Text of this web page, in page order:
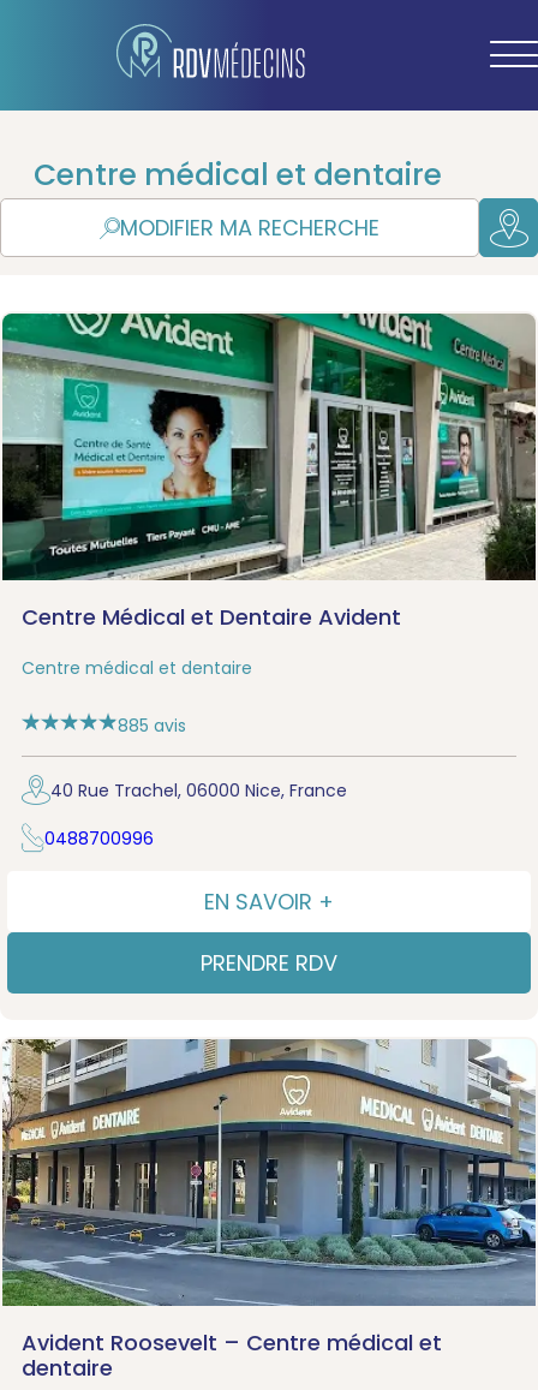
Centre médical et dentaire
MODIFIER MA RECHERCHE
Centre Médical et Dentaire Avident
Centre médical et dentaire
885 avis
40 Rue Trachel, 06000 Nice, France
0488700996
EN SAVOIR +
PRENDRE RDV
Avident Roosevelt – Centre médical et
dentaire